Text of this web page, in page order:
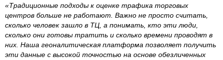
«Традиционные подходы к оценке трафика торговых
центров больше не работают. Важно не просто считать,
сколько человек зашло в ТЦ, а понимать, кто эти люди,
сколько они готовы тратить и сколько времени проводят в
них. Наша геоналитическая платформа позволяет получить
эти данные с высокой точностью на основе обезличенных